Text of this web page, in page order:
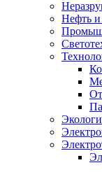
Нефть и